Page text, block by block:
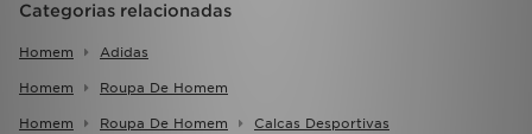
Categorias relacionadas
Homem Adidas
Homem Roupa De Homem
Homem Roupa De Homem Calcas Desportivas